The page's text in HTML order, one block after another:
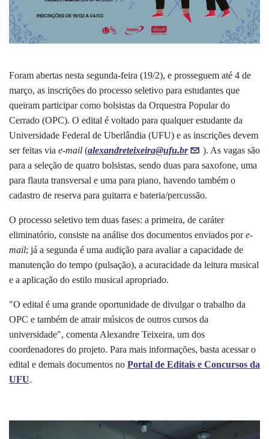
Foram abertas nesta segunda-feira (19/2), e prosseguem até 4 de
março, as inscrições do processo seletivo para estudantes que
queiram participar como bolsistas da Orquestra Popular do
Cerrado (OPC). O edital é voltado para qualquer estudante da
Universidade Federal de Uberlândia (UFU) e as inscrições devem
ser feitas via e-mail (alexandreteixeira@ufu.br
). As vagas são
para a seleção de quatro bolsistas, sendo duas para saxofone, uma
para flauta transversal e uma para piano, havendo também o
cadastro de reserva para guitarra e bateria/percussão.
O processo seletivo tem duas fases: a primeira, de caráter
eliminatório, consiste na análise dos documentos enviados pore-
mail; já a segunda é uma audição para avaliar a capacidade de
manutenção do tempo (pulsação), a acuracidade da leitura musical
e a aplicação do estilo musical apropriado.
"O edital é uma grande oportunidade de divulgar o trabalho da
OPC e também de atrair músicos de outros cursos da
universidade", comenta Alexandre Teixeira, um dos
coordenadores do projeto. Para mais informações, basta acessar o
edital e demais documentos no Portal de Editais e Concursos da
UFU.